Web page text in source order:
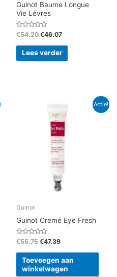
Guinot Baume Longue
Vie Lévres
Gewaardeerd
0
uit
€54.20 €46.07
Lees verder
Actie!
Guinot
Guinot Cremé Eye Fresh
Gewaardeerd
0
uit
€55.75
prijs
was:
€55.75.
€47.39
is:
€47.39.
Toevoegen aan
winkelwagen